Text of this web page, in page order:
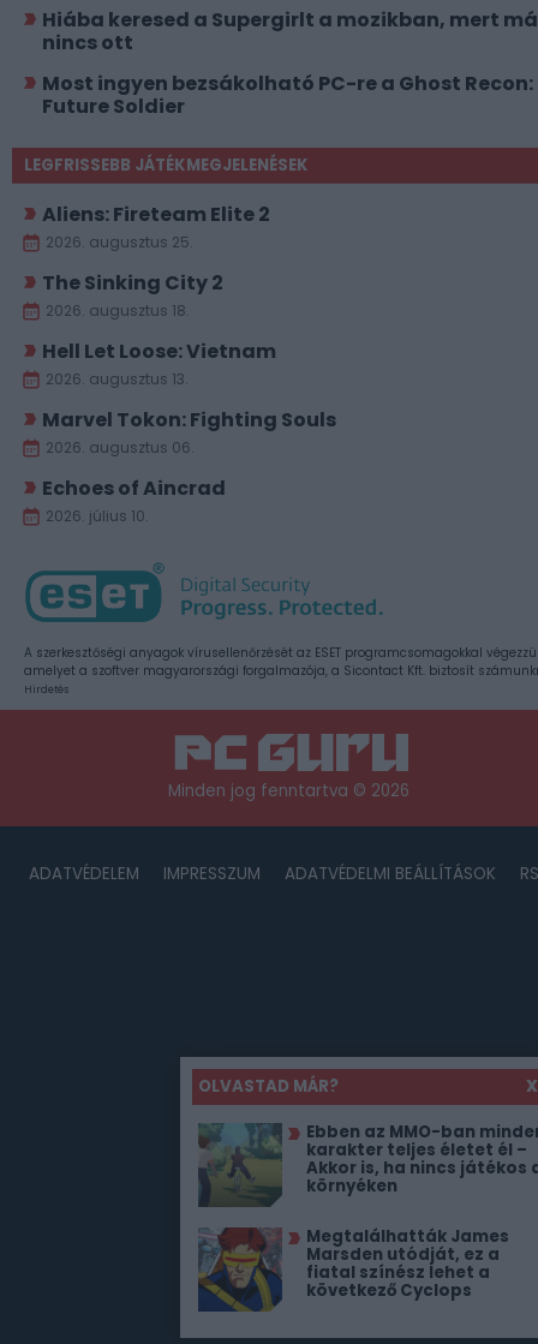
OLVASTAD MÁR?
X
Ebben az MMO-ban
karakter teljes életet él –
Akkor is, ha nincs játékos
környéken
Megtalálhatták James
Marsden utódját, ez a
fiatal színész lehet a
következő Cyclops
Hiába keresed a Supergirlt a mozikban, mert
nincs ott
Most ingyen bezsákolható PC-re a Ghost Recon:
Future Soldier
LEGFRISSEBB JÁTÉKMEGJELENÉSEK
Aliens: Fireteam Elite 2
2026. augusztus 25.
The Sinking City 2
2026. augusztus 18.
Hell Let Loose: Vietnam
2026. augusztus 13.
Marvel Tokon: Fighting Souls
2026. augusztus 06.
Echoes of Aincrad
2026. július 10.
A szerkesztőségi anyagok vírusellenőrzését az ESET programcsomagokkal
amelyet a szoftver magyarországi forgalmazója, a Sicontact Kft. biztosít
Hirdetés
Minden jog fenntartva © 2026
ADATVÉDELEM IMPRESSZUM ADATVÉDELMI BEÁLLÍTÁSOK